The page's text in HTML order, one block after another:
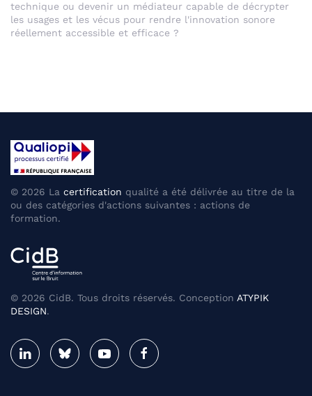
technique ou devenir un médiateur capable de décrypter
les usages et les vécus pour rendre l'innovation sonore
réellement accessible et efficace ?
© 2026 La certification qualité a été délivrée au titre de la
ou des catégories d'actions suivantes : actions de
formation.
© 2026 CidB. Tous droits réservés. Conception ATYPIK
DESIGN.